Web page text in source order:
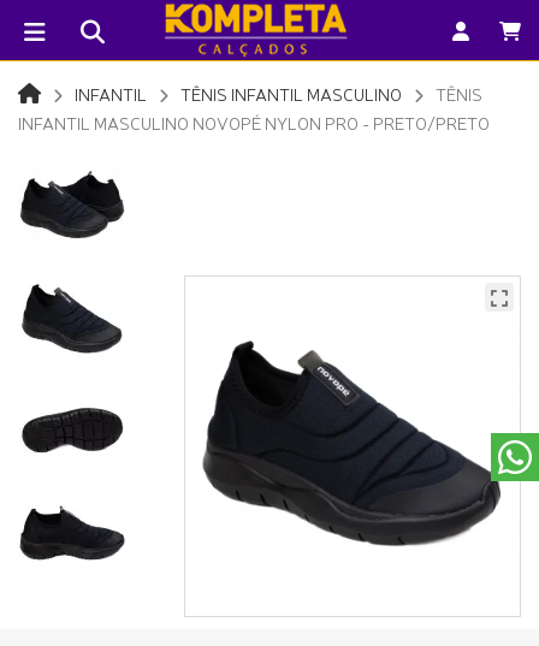
INFANTIL TÊNIS INFANTIL MASCULINO
TÊNIS
INFANTIL MASCULINO NOVOPÉ NYLON PRO - PRETO/PRETO